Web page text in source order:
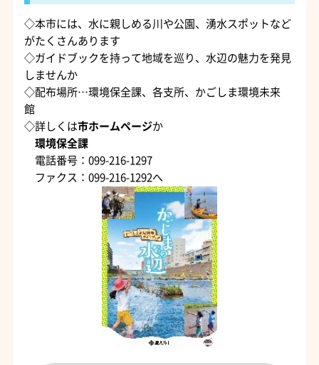
◇本市には、水に親しめる川や公園、湧水スポットなど
がたくさんあります
◇ガイドブックを持って地域を巡り、水辺の魅力を発見
しませんか
◇配布場所…環境保全課、各支所、かごしま環境未来
館
◇詳しくは市ホームページか
環境保全課
電話番号：099-216-1297
ファクス：099-216-1292へ